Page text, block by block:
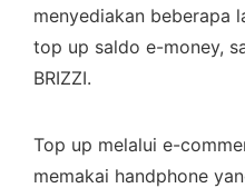
menyediakan beberapa
top up saldo e-money,
BRIZZI.
Top up melalui e-
memakai handphone